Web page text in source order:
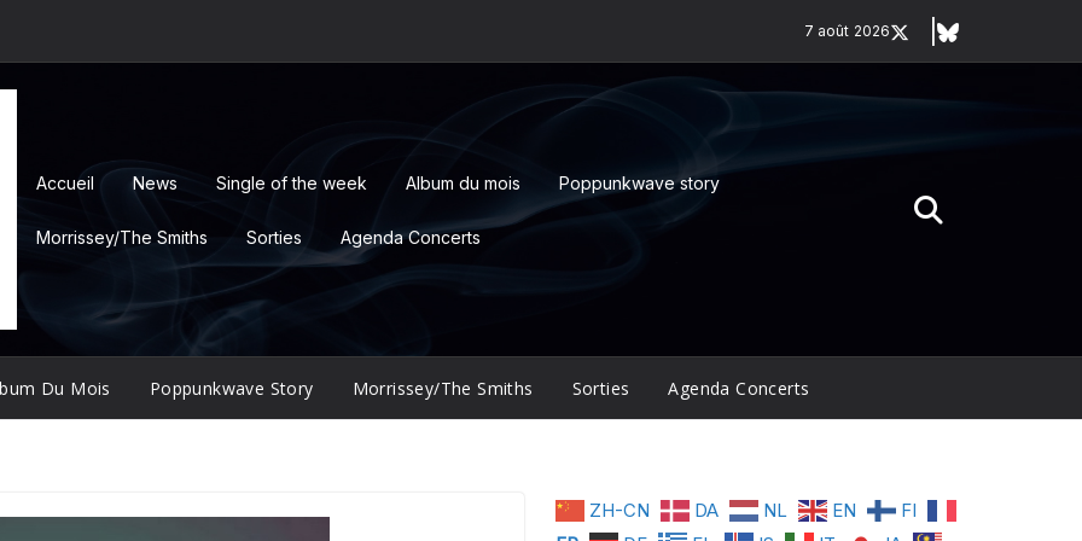
7 août 2026
Accueil News Single of the week Album du mois Poppunkwave story
Morrissey/The Smiths Sorties Agenda Concerts
Du Mois Poppunkwave Story Morrissey/The Smiths Sorties Agenda Concerts
ZH-CN DA NL EN
FI